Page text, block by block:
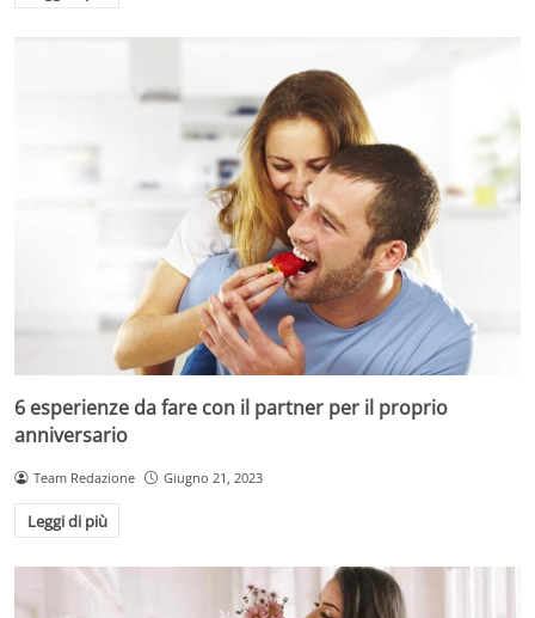
6 esperienze da fare con il partner per il proprio
anniversario
Team Redazione Giugno 21, 2023
Leggi di più